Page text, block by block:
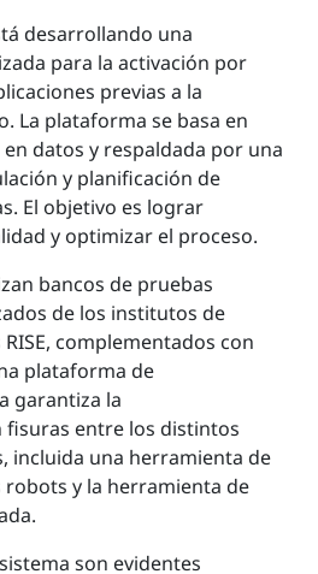
desarrollando una
para la activación por
previas a la
La plataforma se basa en
datos y respaldada por una
y planificación de
El objetivo es lograr
y optimizar el proceso.
bancos de pruebas
de los institutos de
complementados con
plataforma de
garantiza la
entre los distintos
incluida una herramienta de
y la herramienta de
son evidentes